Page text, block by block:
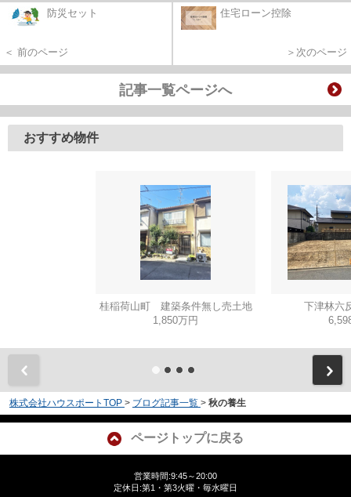
防災セット
＜ 前のページ
住宅ローン控除
＞次のページ
記事一覧ページへ
おすすめ物件
桂稲荷山町 建築条件無し売土地
1,850万円
下津林六
株式会社ハウスポートTOP > ブログ記事一覧 > 秋の養生
ページトップに戻る
営業時間:9:45～20:00
定休日:第1・第3火曜・毎水曜日